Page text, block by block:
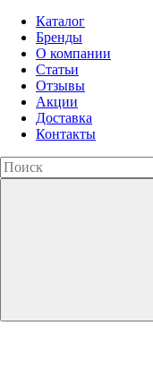
Каталог
Бренды
О компании
Статьи
Отзывы
Акции
Доставка
Контакты